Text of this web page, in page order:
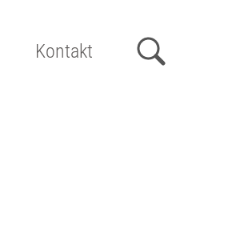
Kontakt